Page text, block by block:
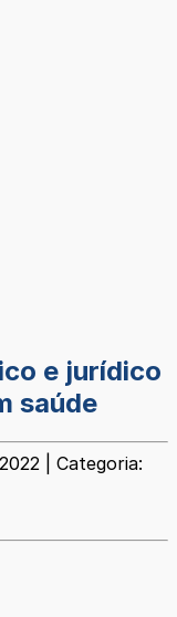
e jurídico
saúde
| Categoria: